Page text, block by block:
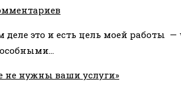
это и есть цель моей работы
не нужны ваши услуги»